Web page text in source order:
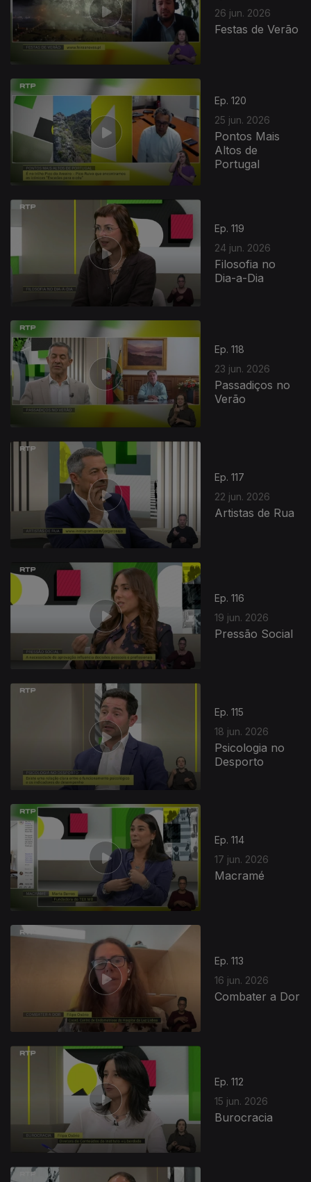
26 jun. 2026
Festas de Verão
Ep. 120
25 jun. 2026
Pontos Mais
Altos de
Portugal
Ep. 119
24 jun. 2026
Filosofia no
Dia-a-Dia
Ep. 118
23 jun. 2026
Passadiços no
Verão
Ep. 117
22 jun. 2026
Artistas de Rua
Ep. 116
19 jun. 2026
Pressão Social
Ep. 115
18 jun. 2026
Psicologia no
Desporto
Ep. 114
17 jun. 2026
Macramé
Ep. 113
16 jun. 2026
Combater a Dor
Ep. 112
15 jun. 2026
Burocracia
935317